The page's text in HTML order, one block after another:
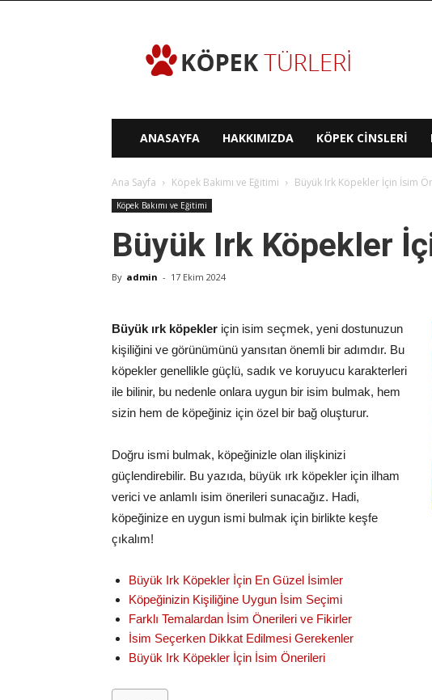
Türleri
ANASAYFA HAKKIMIZDA KÖPEK CINSLERI
Ana Sayfa Köpek Bakımı ve Eğitimi Büyük Irk Köpekler İçin İsim
Köpek Bakımı ve Eğitimi
Büyük Irk Köpekler
By admin - 17 Ekim 2024
Büyük ırk köpekler için isim seçmek, yeni dostunuzun
kişiliğini ve görünümünü yansıtan önemli bir adımdır. Bu
köpekler genellikle güçlü, sadık ve koruyucu karakterleri
ile bilinir, bu nedenle onlara uygun bir isim bulmak, hem
sizin hem de köpeğiniz için özel bir bağ oluşturur.
Doğru ismi bulmak, köpeğinizle olan ilişkinizi
güçlendirebilir. Bu yazıda, büyük ırk köpekler için ilham
verici ve anlamlı isim önerileri sunacağız. Hadi,
köpeğinize en uygun ismi bulmak için birlikte keşfe
çıkalım!
Büyük Irk Köpekler İçin En Güzel İsimler
Köpeğinizin Kişiliğine Uygun İsim Seçimi
Farklı Temalardan İsim Önerileri ve Fikirler
İsim Seçerken Dikkat Edilmesi Gerekenler
Büyük Irk Köpekler İçin İsim Önerileri